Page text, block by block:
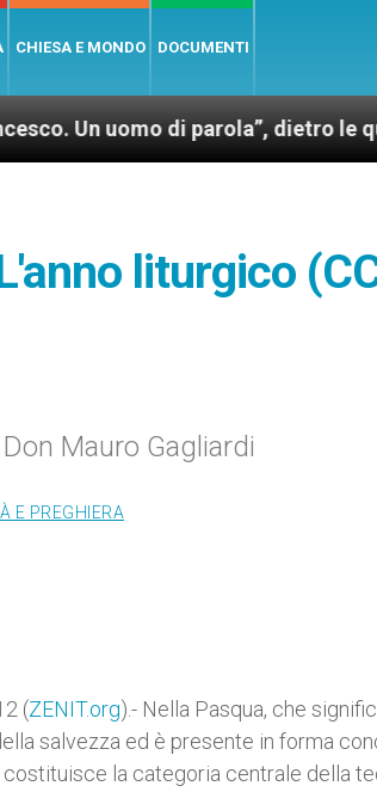
CHIESA E MONDO DOCUMENTI
di parola”, dietro le quinte
liturgico
Mauro Gagliardi
E PREGHIERA
(ZENIT.org).- Nella Pasqua, che
salvezza ed è presente in forma
costituisce la categoria centrale della